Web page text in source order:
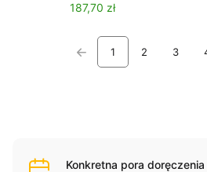
187,70 zł
1 2 3
Konkretna pora doręczenia